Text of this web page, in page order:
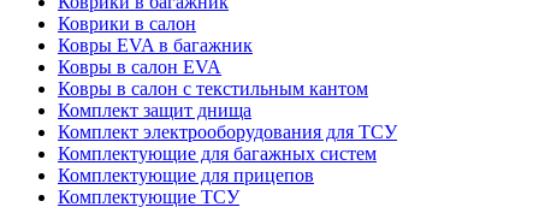
Коврики в салон
Ковры EVA в багажник
Ковры в салон EVA
Ковры в салон с текстильным кантом
Комплект защит днища
Комплект электрооборудования для ТСУ
Комплектующие для багажных систем
Комплектующие для прицепов
Комплектующие ТСУ